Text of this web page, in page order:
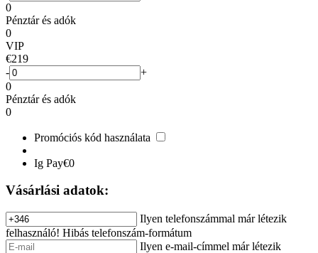
0
Pénztár és adók
0
VIP
€219
-
+
0
Pénztár és adók
0
Promóciós kód használata
Ig Pay€0
Vásárlási adatok:
Ilyen telefonszámmal már létezik
felhasználó! Hibás telefonszám-formátum
Ilyen e-mail-címmel már létezik